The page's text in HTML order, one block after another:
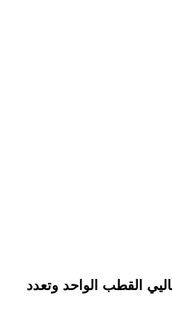
القطب الواحد وتعدد